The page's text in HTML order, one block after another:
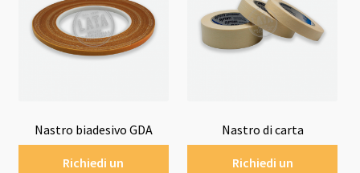
Nastro biadesivo GDA
Richiedi un
Nastro di carta
Richiedi un